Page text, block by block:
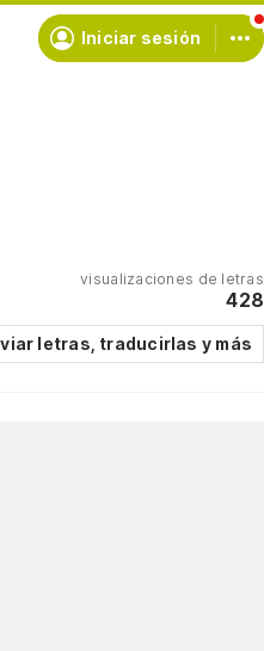
Iniciar sesión
visualizaciones de letras
428
letras, traducirlas y más